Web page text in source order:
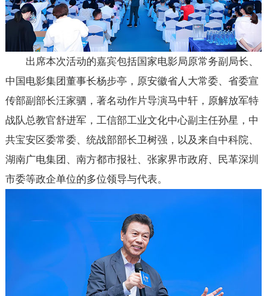
出席本次活动的嘉宾包括国家电影局原常务副局长、
中国电影集团董事长杨步亭，原安徽省人大常委、省委宣
传部副部长汪家驷，著名动作片导演马中轩，原解放军特
战队总教官舒进军，工信部工业文化中心副主任孙星，中
共宝安区委常委、统战部部长卫树强，以及来自中科院、
湖南广电集团、南方都市报社、张家界市政府、民革深圳
市委等政企单位的多位领导与代表。